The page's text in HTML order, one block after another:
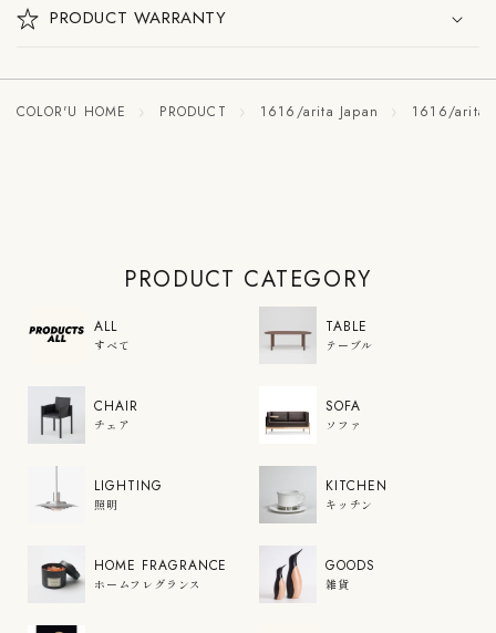
PRODUCT WARRANTY
COLOR'U HOME PRODUCT 1616/arita Japan 1616/arita
PRODUCT CATEGORY
ALL
すべて
TABLE
テーブル
CHAIR
チェア
SOFA
ソファ
LIGHTING
照明
KITCHEN
キッチン
HOME FRAGRANCE
ホームフレグランス
GOODS
雑貨